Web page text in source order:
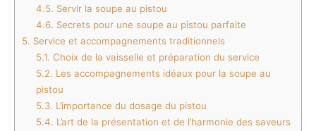
4.5. Servir la soupe au pistou
4.6. Secrets pour une soupe au pistou parfaite
5. Service et accompagnements traditionnels
5.1. Choix de la vaisselle et préparation du service
5.2. Les accompagnements idéaux pour la soupe au
pistou
5.3. L’importance du dosage du pistou
5.4. L’art de la présentation et de l’harmonie des saveurs